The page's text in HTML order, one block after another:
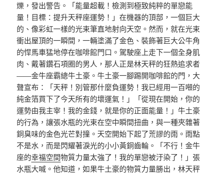
爍，發出警告。「能量超載！檢測到極致純粹的單戀能
量！目標：提升天秤座運勢！」在機器的頂部，一個巨大
的、像彩虹一樣的光束筆直地射向天空。然而，就在光束
衝出屋頂的一瞬間，一輛塗滿了金色、裝飾著巨大公牛角
的悍馬車猛地停在咖啡館門口。駕駛座上走下一個全身肌
肉、戴著鑽石項圈的男人，那人正是林天秤的狂熱追求者
——金牛座霸總牛土豪。牛土豪一腳踢開咖啡館的門，大
聲宣布：「天秤！別管那什麼負運勢！我已經用一百噸的
純金箔買下了今天所有的壞運氣！」「從現在開始，你的
運勢由我主宰！我的金錢，就是你的正面能量！」牛土豪
的行為，讓張水瓶的光束在空中瞬間扭曲，與一種夾雜著
銅臭味的金色光芒對撞。天空開始下起了荒謬的雨。雨點
不是水，而是閃耀著淚光的小小黃銅齒輪。「不行！金牛
座的幸福空間物質力量太強了！我的單戀被汙染了！」張
水瓶大喊。他知道，如果牛土豪的物質力量勝出，林天秤